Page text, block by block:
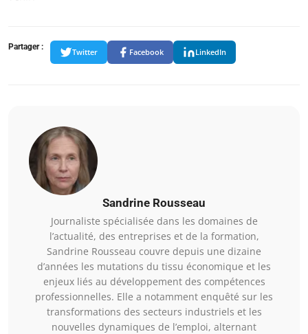
Partager :
Twitter Facebook LinkedIn
Sandrine Rousseau
Journaliste spécialisée dans les domaines de
l’actualité, des entreprises et de la formation,
Sandrine Rousseau couvre depuis une dizaine
d’années les mutations du tissu économique et les
enjeux liés au développement des compétences
professionnelles. Elle a notamment enquêté sur les
transformations des secteurs industriels et les
nouvelles dynamiques de l’emploi, alternant